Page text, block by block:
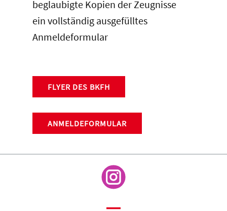
beglaubigte Kopien der Zeugnisse
ein vollständig ausgefülltes
Anmeldeformular
FLYER DES BKFH
ANMELDEFORMULAR